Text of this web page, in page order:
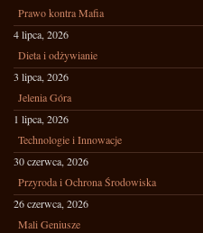
Prawo kontra Mafia
4 lipca, 2026
Dieta i odżywianie
3 lipca, 2026
Jelenia Góra
1 lipca, 2026
Technologie i Innowacje
30 czerwca, 2026
Przyroda i Ochrona Środowiska
26 czerwca, 2026
Mali Geniusze